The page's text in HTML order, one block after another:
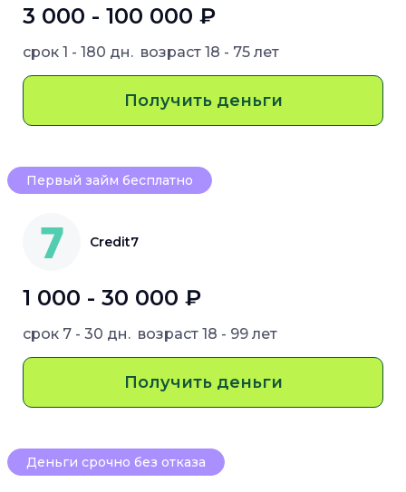
3 000 - 100 000 ₽
срок 1 - 180 дн. возраст 18 - 75 лет
Получить деньги
Первый займ бесплатно
Credit7
1 000 - 30 000 ₽
срок 7 - 30 дн. возраст 18 - 99 лет
Получить деньги
Деньги срочно без отказа